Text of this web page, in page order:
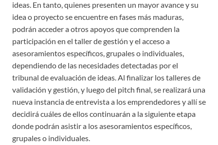
ideas. En tanto, quienes presenten un mayor avance y su
idea o proyecto se encuentre en fases más maduras,
podrán acceder a otros apoyos que comprenden la
participación en el taller de gestión y el acceso a
asesoramientos específicos, grupales o individuales,
dependiendo de las necesidades detectadas por el
tribunal de evaluación de ideas. Al finalizar los talleres de
validación y gestión, y luego del pitch final, se realizará una
nueva instancia de entrevista a los emprendedores y allí se
decidirá cuáles de ellos continuarán a la siguiente etapa
donde podrán asistir a los asesoramientos específicos,
grupales o individuales.